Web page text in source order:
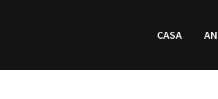
CASA